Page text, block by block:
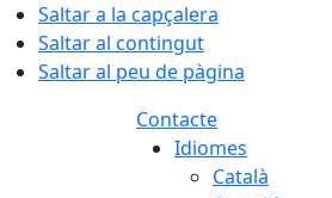
Saltar a la capçalera
Saltar al contingut
Saltar al peu de pàgina
Contacte
Idiomes
Català